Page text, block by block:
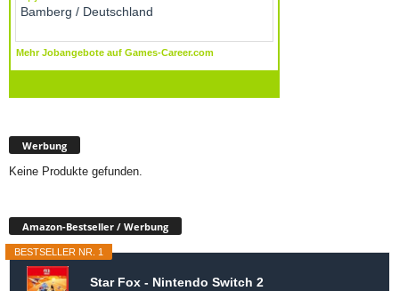
Werbung
Keine Produkte gefunden.
Amazon-Bestseller / Werbung
BESTSELLER NR. 1
Star Fox - Nintendo Switch 2